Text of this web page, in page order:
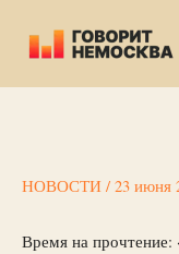
содержимому
НОВОСТИ / 23 июня
Время на прочтение: